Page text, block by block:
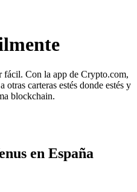
fácil. Con la app de Crypto.com,
otras carteras estés donde estés y
blockchain.
en España